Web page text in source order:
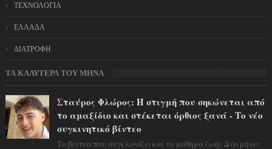
ΤΕΧΝΟΛΟΓΙΑ
ΕΛΛΑΔΑ
ΔΙΑΤΡΟΦΗ
ΤΑ ΚΑΛΥΤΕΡΑ ΤΟΥ ΜΗΝΑ
Σταύρος Φλώρος: Η στιγμή που σηκώνεται από
το αμαξίδιο και στέκεται όρθιος ξανά - Το νέο
συγκινητικό βίντεο
Το βίντεο που συγκλονίζει και το μάθημα ζωής Δύο μήνες